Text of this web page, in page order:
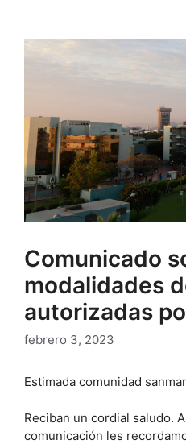
Comunicado
modalidades
autorizadas
febrero 3, 2023
Estimada comunidad
Reciban un cordial saludo.
comunicación les